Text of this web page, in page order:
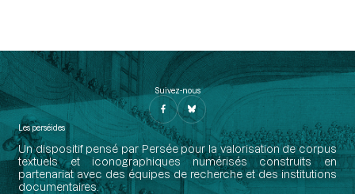
Suivez-nous
Les perséides
Un dispositif pensé par Persée pour la valorisation de corpus
textuels et iconographiques numérisés construits en
partenariat avec des équipes de recherche et des institutions
documentaires.